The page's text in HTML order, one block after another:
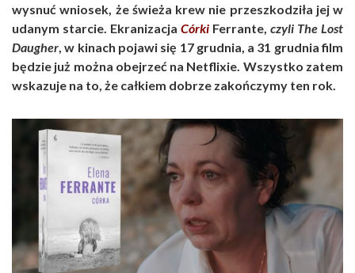
wysnuć wniosek, że świeża krew nie przeszkodziła jej w
udanym starcie. Ekranizacja Córki Ferrante, czyli The Lost
Daugher, w kinach pojawi się 17 grudnia, a 31 grudnia film
będzie już można obejrzeć na Netflixie. Wszystko zatem
wskazuje na to, że całkiem dobrze zakończymy ten rok.